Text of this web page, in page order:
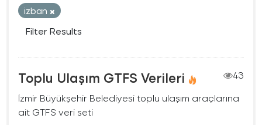
izban
Filter Results
Toplu Ulaşım GTFS Verileri
43
İzmir Büyükşehir Belediyesi toplu ulaşım araçlarına
ait GTFS veri seti